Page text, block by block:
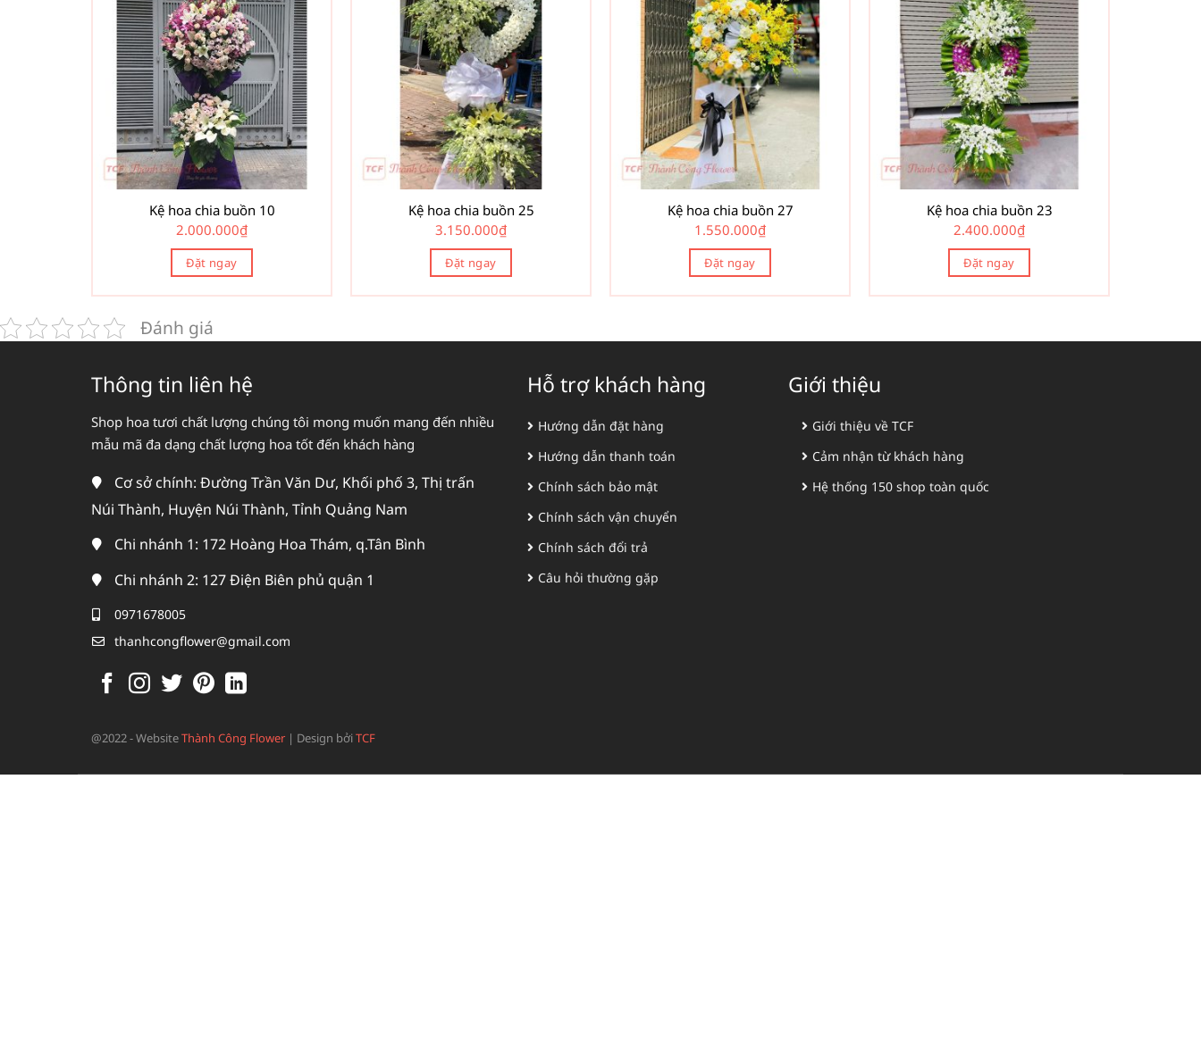
Kệ hoa chia buồn 10
2.000.000₫
Đặt ngay
Kệ hoa chia buồn 25
3.150.000₫
Đặt ngay
Kệ hoa chia buồn 27
1.550.000₫
Đặt ngay
Kệ hoa chia buồn 23
2.400.000₫
Đặt ngay
Đánh giá
Thông tin liên hệ
Shop hoa tươi chất lượng chúng tôi mong muốn mang đến nhiều
mẫu mã đa dạng chất lượng hoa tốt đến khách hàng
Cơ sở chính: Đường Trần Văn Dư, Khối phố 3, Thị trấn
Núi Thành, Huyện Núi Thành, Tỉnh Quảng Nam
Chi nhánh 1: 172 Hoàng Hoa Thám, q.Tân Bình
Chi nhánh 2: 127 Điện Biên phủ quận 1
0971678005
thanhcongflower@gmail.com
Hỗ trợ khách hàng
Hướng dẫn đặt hàng
Hướng dẫn thanh toán
Chính sách bảo mật
Chính sách vận chuyển
Chính sách đổi trả
Câu hỏi thường gặp
Giới thiệu
Giới thiệu về TCF
Cảm nhận từ khách hàng
Hệ thống 150 shop toàn quốc
@2022 - WebsiteThành Công Flower | Design bởiTCF